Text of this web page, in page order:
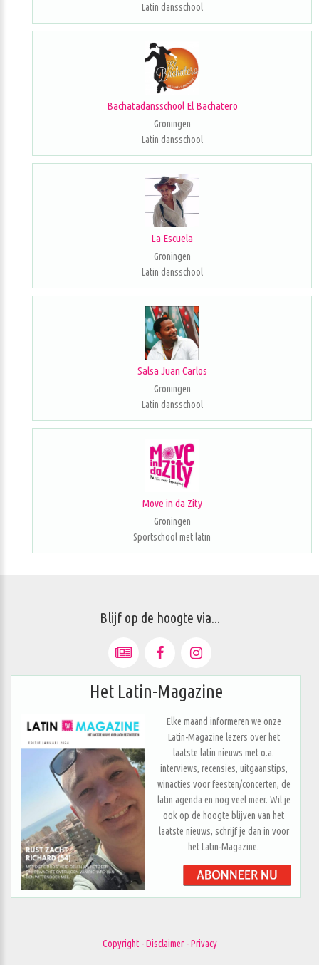
Latin dansschool
Bachatadansschool El Bachatero
Groningen
Latin dansschool
La Escuela
Groningen
Latin dansschool
Salsa Juan Carlos
Groningen
Latin dansschool
Move in da Zity
Groningen
Sportschool met latin
Blijf op de hoogte via...
Het Latin-Magazine
Elke maand informeren we onze
Latin-Magazine lezers over het
laatste latin nieuws met o.a.
interviews, recensies, uitgaanstips,
winacties voor feesten/concerten, de
latin agenda en nog veel meer. Wil je
ook op de hoogte blijven van het
laatste nieuws, schrijf je dan in voor
het Latin-Magazine.
Copyright - Disclaimer - Privacy